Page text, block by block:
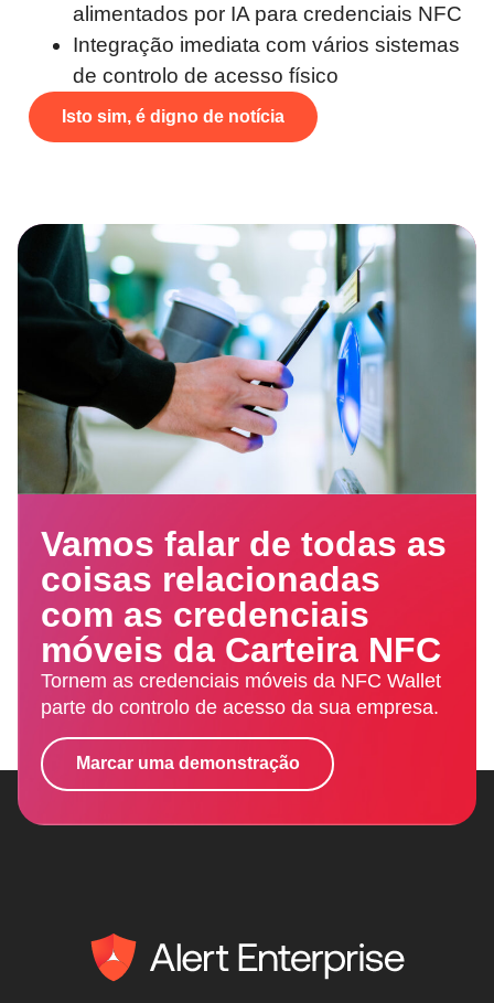
alimentados por IA para credenciais NFC
Integração imediata com vários sistemas
de controlo de acesso físico
Isto sim, é digno de notícia
Vamos falar de todas as
coisas relacionadas
com as credenciais
móveis da Carteira NFC
Tornem as credenciais móveis da NFC Wallet
parte do controlo de acesso da sua empresa.
Marcar uma demonstração